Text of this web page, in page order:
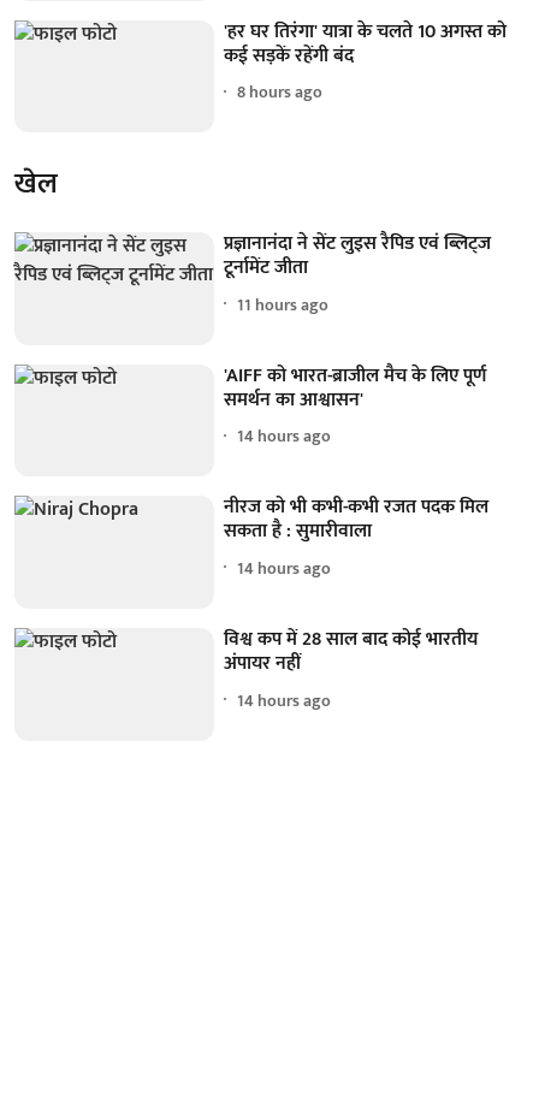
'हर घर तिरंगा' यात्रा के चलते 10 अगस्त को
कई सड़कें रहेंगी बंद
8 hours ago
खेल
प्रज्ञानानंदा ने सेंट लुइस रैपिड एवं ब्लिट्ज
टूर्नामेंट जीता
11 hours ago
'AIFF को भारत-ब्राजील मैच के लिए पूर्ण
समर्थन का आश्वासन'
14 hours ago
नीरज को भी कभी-कभी रजत पदक मिल
सकता है : सुमारीवाला
14 hours ago
विश्व कप में 28 साल बाद कोई भारतीय
अंपायर नहीं
14 hours ago